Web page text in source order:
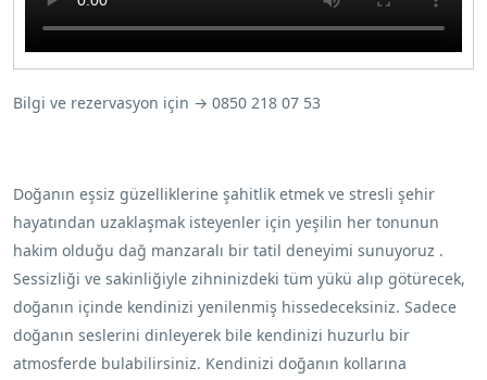
Bilgi ve rezervasyon için → 0850 218 07 53
Doğanın eşsiz güzelliklerine şahitlik etmek ve stresli şehir
hayatından uzaklaşmak isteyenler için yeşilin her tonunun
hakim olduğu dağ manzaralı bir tatil deneyimi sunuyoruz .
Sessizliği ve sakinliğiyle zihninizdeki tüm yükü alıp götürecek,
doğanın içinde kendinizi yenilenmiş hissedeceksiniz. Sadece
doğanın seslerini dinleyerek bile kendinizi huzurlu bir
atmosferde bulabilirsiniz. Kendinizi doğanın kollarına